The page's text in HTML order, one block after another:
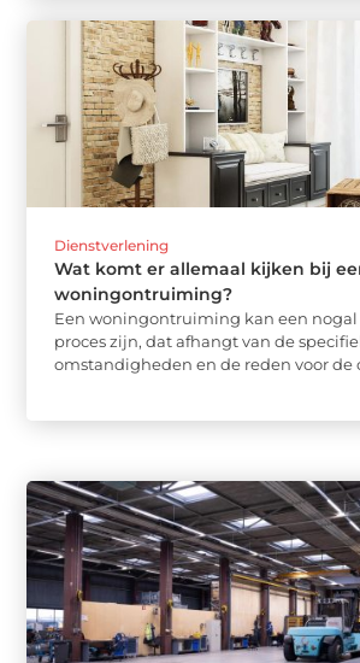
Dienstverlening
Wat komt er allemaal kijken bij
woningontruiming?
Een woningontruiming kan een
proces zijn, dat afhangt van de
omstandigheden en de reden voor de